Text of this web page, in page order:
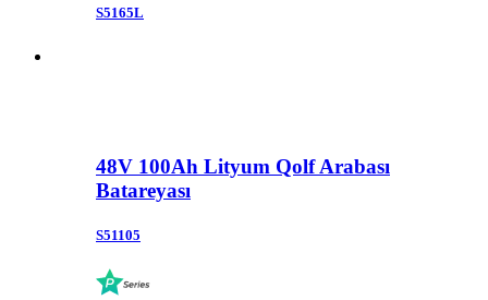
S5165L
48V 100Ah Lityum Qolf Arabası
Batareyası
S51105